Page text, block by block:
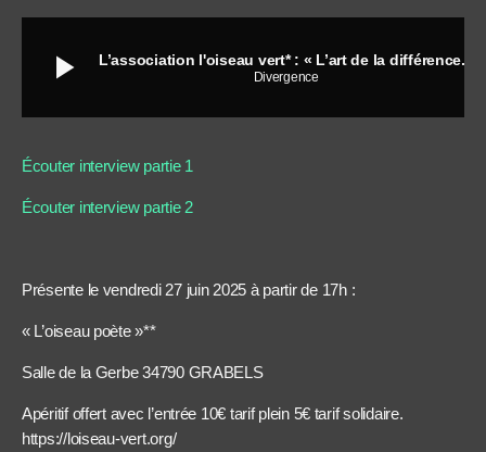
play_arrow L’association l'oiseau vert* : « L’art de la différence...
Divergence
Écouter interview partie 1
Écouter interview partie 2
Présente le vendredi 27 juin 2025 à partir de 17h :
« L’oiseau poète »**
Salle de la Gerbe 34790 GRABELS
Apéritif offert avec l’entrée 10€ tarif plein 5€ tarif solidaire.
https://loiseau-vert.org/